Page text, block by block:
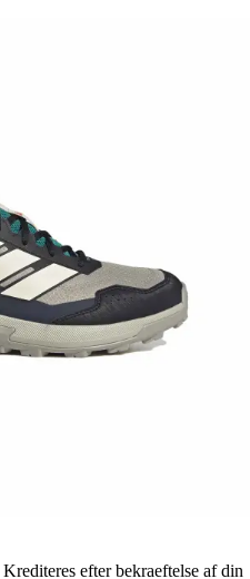
Krediteres efter bekraeftelse af din